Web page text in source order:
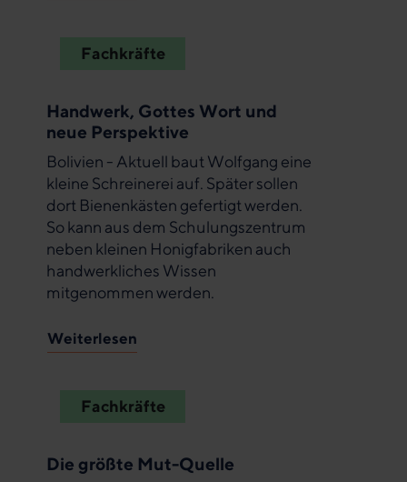
Fachkräfte
Handwerk, Gottes Wort und
neue Perspektive
Bolivien - Aktuell baut Wolfgang eine
kleine Schreinerei auf. Später sollen
dort Bienenkästen gefertigt werden.
So kann aus dem Schulungszentrum
neben kleinen Honigfabriken auch
handwerkliches Wissen
mitgenommen werden.
Weiterlesen
Fachkräfte
Die größte Mut-Quelle